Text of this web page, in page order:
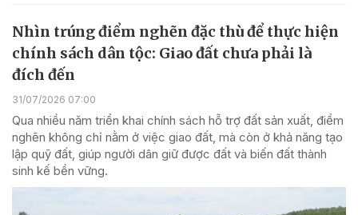
Nhìn trúng điểm nghẽn đặc thù để thực hiện
chính sách dân tộc: Giao đất chưa phải là
đích đến
31/07/2026 07:00
Qua nhiều năm triển khai chính sách hỗ trợ đất sản xuất, điểm
nghẽn không chỉ nằm ở việc giao đất, mà còn ở khả năng tạo
lập quỹ đất, giúp người dân giữ được đất và biến đất thành
sinh kế bền vững.